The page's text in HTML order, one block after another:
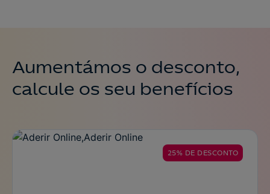
Aumentámos o desconto,
calcule os seu benefícios
25% DE DESCONTO